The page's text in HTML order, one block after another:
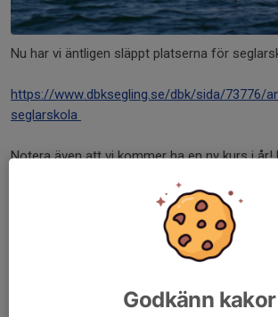
Nu har vi äntligen släppt platserna för
https://www.dbksegling.se/dbk/sida/73776/
seglarskola
Notera även att vi kommer ha en ny kurs i
man är van seglare som vill finslipa sina
är ny till segling. Målet med kursen är att
ambitioner men framförallt ha roligt
Godkänn kakor